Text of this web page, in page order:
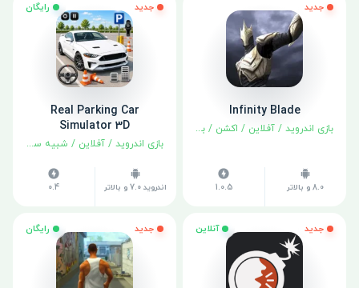
جدید
Infinity Blade
بازی اندروید / آفلاین / اکشن / بهترین‌ها نقش آفرینی
8.0 و بالاتر 1.0.5
جدید رایگان
Real Parking Car
Simulator 3D
بازی اندروید / آفلاین / شبیه سازی
اندروید 7.0 و بالاتر 0.4
جدید آنلاین جدید رایگان